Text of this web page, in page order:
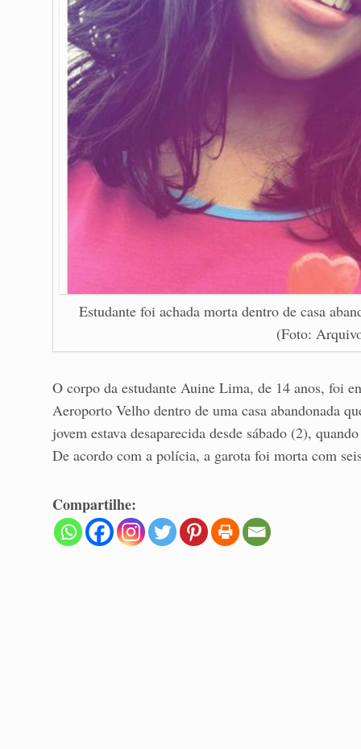
Estudante foi achada morta dentro de casa
(Foto:
O corpo da estudante Auine Lima, de 14 anos, foi
Aeroporto Velho dentro de uma casa abandonada
jovem estava desaparecida desde sábado (2),
De acordo com a polícia, a garota foi morta com
Compartilhe: